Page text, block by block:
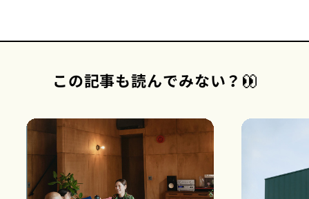
この記事も読んでみない？